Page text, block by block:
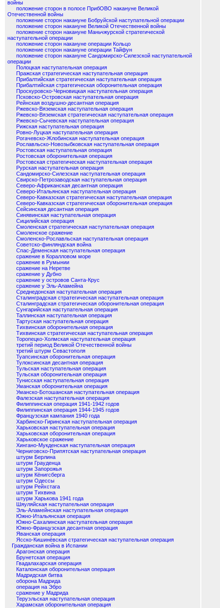
войны
положение сторон в полосе ПрибОВО накануне Великой
Отечественной войны
положение сторон накануне Бобруйской наступательной операции
положение сторон накануне Великой Отечественной войны
положение сторон накануне Маньчжурской стратегической
наступательной операции
положение сторон накануне операции Кольцо
положение сторон накануне операции Тайфун
положение сторон накануне Сандомирско-Силезской наступательной
операции
Полоцкая наступательная операция
Пражская стратегическая наступательная операция
Прибалтийская стратегическая наступательная операция
Прибалтийская стратегическая оборонительная операция
Проскуровско-Черновицкая наступательная операция
Псковско-Островская наступательная операция
Рейнская воздушно-десантная операция
Ржевско-Вяземская наступательная операция
Ржевско-Вяземская стратегическая наступательная операция
Ржевско-Сычевская наступательная операция
Рижская наступательная операция
Ровно-Луцкая наступательная операция
Рогачевско-Жлобинская наступательная операция
Рославльско-Новозыбковская наступательная операция
Ростовская наступательная операция
Ростовская оборонительная операция
Ростовская стратегическая наступательная операция
Рурская наступательная операция
Сандомирско-Силезская наступательная операция
Свирско-Петрозаводская наступательная операция
Северо-Африканская десантная операция
Северо-Итальянская наступательная операция
Северо-Кавказская стратегическая наступательная операция
Северо-Кавказская стратегическая оборонительная операция
Сейсинская десантная операция
Синявинская наступательная операция
Сицилийская операция
Смоленская стратегическая наступательная операция
Смоленское сражение
Смоленско-Рославльская наступательная операция
Советско-финляндская война
Спас-Деменская наступательная операция
сражение в Коралловом море
сражение в Румынии
сражение на Неретве
сражение у Дубно
сражение у островов Санта-Крус
сражение у Эль-Аламейна
Среднедонская наступательная операция
Сталинградская стратегическая наступательная операция
Сталинградская стратегическая оборонительная операция
Сунгарийская наступательная операция
Таллинская наступательная операция
Тартуская наступательная операция
Тихвинская оборонительная операция
Тихвинская стратегическая наступательная операция
Торопецко-Холмская наступательная операция
третий период Великой Отечественной войны
третий штурм Севастополя
Туапсинская оборонительная операция
Тулоксинская десантная операция
Тульская наступательная операция
Тульская оборонительная операция
Тунисская наступательная операция
Уманская оборонительная операция
Уманско-Ботошанская наступательная операция
Фалезская наступательная операция
Филиппинская операция 1941-1942 годов
Филиппинская операция 1944-1945 годов
Французская кампания 1940 года
Харбинско-Гиринская наступательная операция
Харьковская наступательная операция
Харьковская оборонительная операция
Харьковское сражение
Хингано-Мукденская наступательная операция
Черниговско-Припятская наступательная операция
штурм Берлина
штурм Грауденца
штурм Запорожья
штурм Кёнигсберга
штурм Одессы
штурм Рейхстага
штурм Тихвина
штурм Харькова 1941 года
Шяуляйская наступательная операция
Эль-Аламейнская наступательная операция
Южно-Итальянская операция
Южно-Сахалинская наступательная операция
Южно-Французская десантная операция
Яванская операция
Ясско-Кишинёвская стратегическая наступательная операция
Гражданская война в Испании
Арагонская операция
Брунетская операция
Гвадалахарская операция
Каталонская оборонительная операция
Мадридская битва
оборона Мадрида
операция на Эбро
сражение у Мадрида
Теруэльская наступательная операция
Харамская оборонительная операция